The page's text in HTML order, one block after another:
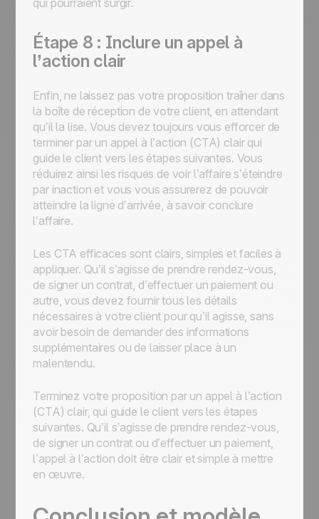
qui pourraient surgir.
Étape 8 : Inclure un appel à
l’action clair
Enfin, ne laissez pas votre proposition traîner dans
la boîte de réception de votre client, en attendant
qu’il la lise. Vous devez toujours vous efforcer de
terminer par un appel à l’action (CTA) clair qui
guide le client vers les étapes suivantes. Vous
réduirez ainsi les risques de voir l’affaire s’éteindre
par inaction et vous vous assurerez de pouvoir
atteindre la ligne d’arrivée, à savoir conclure
l’affaire.
Les CTA efficaces sont clairs, simples et faciles à
appliquer. Qu’il s’agisse de prendre rendez-vous,
de signer un contrat, d’effectuer un paiement ou
autre, vous devez fournir tous les détails
nécessaires à votre client pour qu’il agisse, sans
avoir besoin de demander des informations
supplémentaires ou de laisser place à un
malentendu.
Terminez votre proposition par un appel à l’action
(CTA) clair, qui guide le client vers les étapes
suivantes. Qu’il s’agisse de prendre rendez-vous,
de signer un contrat ou d’effectuer un paiement,
l’appel à l’action doit être clair et simple à mettre
en œuvre.